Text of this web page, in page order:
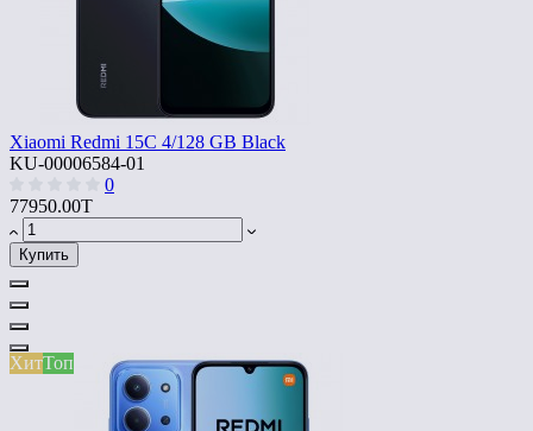
Xiaomi Redmi 15C 4/128 GB Black
KU-00006584-01
0
77950.00T
Купить
ХитТоп